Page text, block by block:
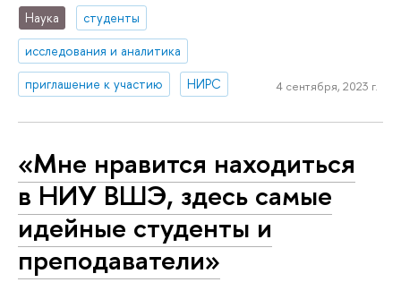
Наука
студенты
исследования и аналитика
приглашение к участию
НИРС 4 сентября, 2023 г.
«Мне нравится находиться
в НИУ ВШЭ, здесь самые
идейные студенты и
преподаватели»